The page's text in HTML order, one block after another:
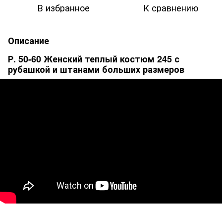
В избранное К сравнению
Описание
Р. 50-60 Женский теплый костюм 245 с
рубашкой и штанами больших размеров